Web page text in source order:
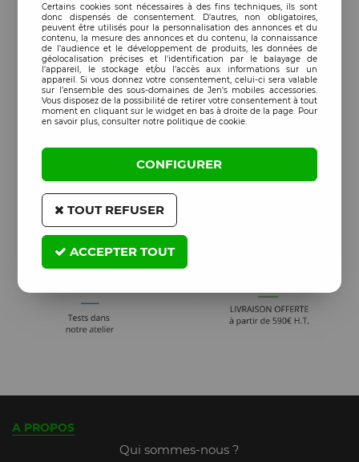
A PROPOS
Qui sommes-nous ?
Certains cookies sont nécessaires à des fins techniques, ils sont
donc dispensés de consentement. D'autres, non obligatoires,
peuvent être utilisés pour la personnalisation des annonces et du
contenu, la mesure des annonces et du contenu, la connaissance
de l'audience et le développement de produits, les données de
géolocalisation précises et l'identification par le balayage de
l'appareil, le stockage et/ou l'accès aux informations sur un
appareil. Si vous donnez votre consentement, celui-ci sera valable
sur l’ensemble des sous-domaines de Jen's mobiles accessories.
Vous disposez de la possibilité de retirer votre consentement à tout
moment en cliquant sur le widget en bas à droite de la page. Pour
en savoir plus, consulter notre politique de cookie.
CONFIGURER
TOUT REFUSER
ACCEPTER TOUT